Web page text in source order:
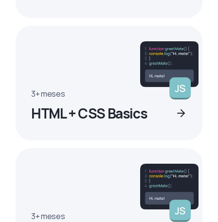
3+ meses
HTML + CSS Basics
3+ meses